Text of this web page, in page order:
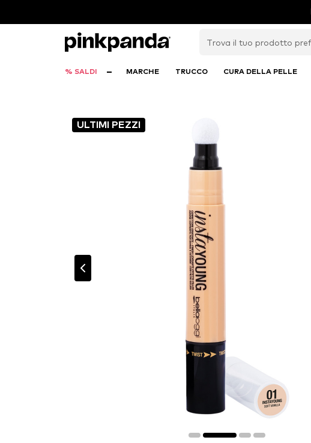
% SALDI MARCHE TRUCCO CURA DELLA PELLE
ULTIMI PEZZI